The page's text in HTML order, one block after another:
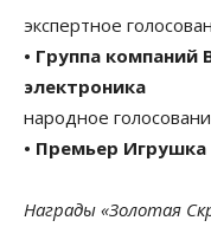
экспертное
• Группа компаний
электроника
народное
• Премьер
Награды «Золотая